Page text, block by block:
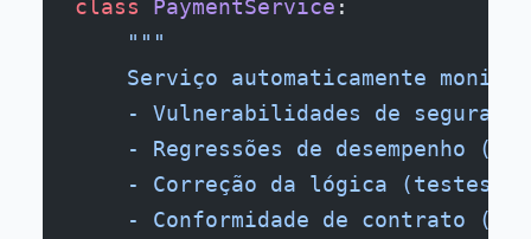
class PaymentService :
    """
Serviço automaticamente
- Vulnerabilidades de
- Regressões de desempenho
- Correção da lógica (testes
- Conformidade de contrato